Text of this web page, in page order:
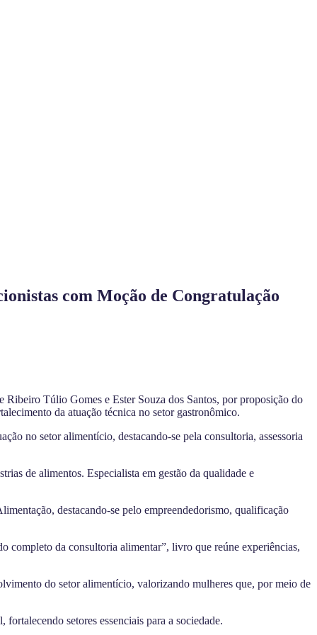
com Moção de Congratulação
Túlio Gomes e Ester Souza dos Santos, por proposição do
da atuação técnica no setor gastronômico.
no setor alimentício, destacando-se pela consultoria, assessoria
de alimentos. Especialista em gestão da qualidade e
destacando-se pelo empreendedorismo, qualificação
completo da consultoria alimentar”, livro que reúne experiências,
do setor alimentício, valorizando mulheres que, por meio de
setores essenciais para a sociedade.